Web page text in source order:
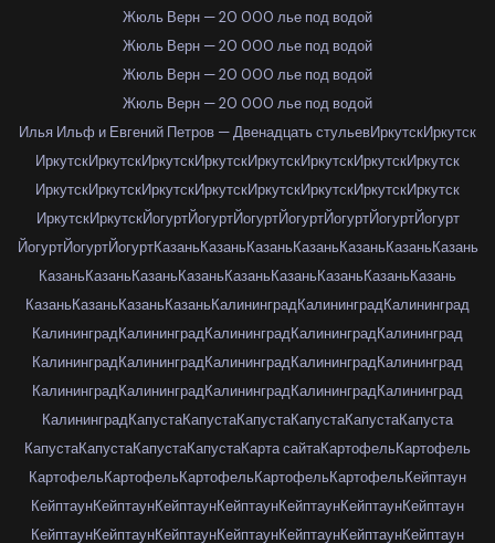
Жюль Верн — 20 000 лье под водой
Жюль Верн — 20 000 лье под водой
Жюль Верн — 20 000 лье под водой
Жюль Верн — 20 000 лье под водой
Илья Ильф и Евгений Петров — Двенадцать стульевИркутскИркутск
ИркутскИркутскИркутскИркутскИркутскИркутскИркутскИркутск
ИркутскИркутскИркутскИркутскИркутскИркутскИркутскИркутск
ИркутскИркутскЙогуртЙогуртЙогуртЙогуртЙогуртЙогуртЙогурт
ЙогуртЙогуртЙогуртКазаньКазаньКазаньКазаньКазаньКазаньКазань
КазаньКазаньКазаньКазаньКазаньКазаньКазаньКазаньКазань
КазаньКазаньКазаньКазаньКалининградКалининградКалининград
КалининградКалининградКалининградКалининградКалининград
КалининградКалининградКалининградКалининградКалининград
КалининградКалининградКалининградКалининградКалининград
КалининградКапустаКапустаКапустаКапустаКапустаКапуста
КапустаКапустаКапустаКапустаКарта сайтаКартофельКартофель
КартофельКартофельКартофельКартофельКартофельКейптаун
КейптаунКейптаунКейптаунКейптаунКейптаунКейптаунКейптаун
КейптаунКейптаунКейптаунКейптаунКейптаунКейптаунКейптаун